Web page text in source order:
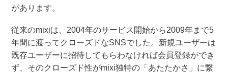
があります。
従来のmixiは、2004年のサービス開始から2009年まで5
年間に渡ってクローズドなSNSでした。新規ユーザーは
既存ユーザーに招待してもらわなければ会員登録ができ
ず、そのクローズド性がmixi独特の「あたたかさ」に繋